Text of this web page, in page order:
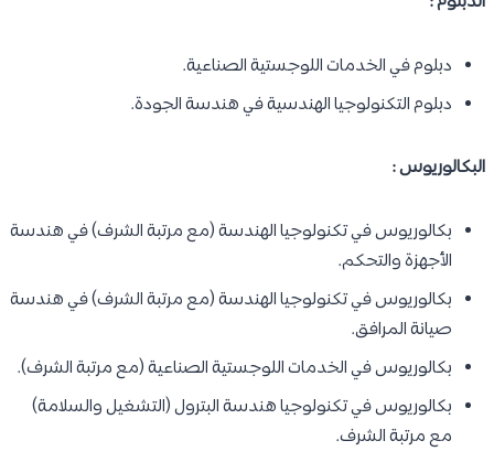
دبلوم في الخدمات اللوجستية الصناعية.
دبلوم التكنولوجيا الهندسية في هندسة الجودة.
البكالوريوس :
بكالوريوس في تكنولوجيا الهندسة (مع مرتبة الشرف) في هندسة
الأجهزة والتحكم.
بكالوريوس في تكنولوجيا الهندسة (مع مرتبة الشرف) في هندسة
صيانة المرافق.
بكالوريوس في الخدمات اللوجستية الصناعية (مع مرتبة الشرف).
بكالوريوس في تكنولوجيا هندسة البترول (التشغيل والسلامة)
مع مرتبة الشرف.